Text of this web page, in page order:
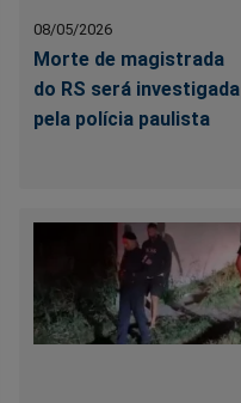
08/05/2026
Morte de magistrada
do RS será investigada
pela polícia paulista